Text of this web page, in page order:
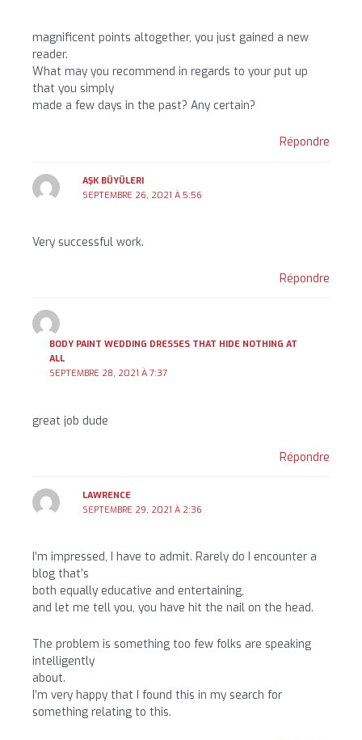
magnificent points altogether, you just gained a new
reader.
What may you recommend in regards to your put up
that you simply
made a few days in the past? Any certain?
Répondre
AŞK BÜYÜLERI
SEPTEMBRE 26, 2021 À 5:56
Very successful work.
Répondre
BODY PAINT WEDDING DRESSES THAT HIDE NOTHING AT
ALL
SEPTEMBRE 28, 2021 À 7:37
great job dude
Répondre
LAWRENCE
SEPTEMBRE 29, 2021 À 2:36
I’m impressed, I have to admit. Rarely do I encounter a
blog that’s
both equally educative and entertaining,
and let me tell you, you have hit the nail on the head.
The problem is something too few folks are speaking
intelligently
about.
I’m very happy that I found this in my search for
something relating to this.